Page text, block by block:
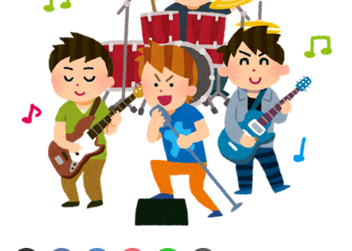
「これやってるだろ」朝一の抽選で天文学的確率が発生！？並んだ人とその前後で連番が出てしまう…
彼は私が何かしても、一度も「ありがとう」と言わない